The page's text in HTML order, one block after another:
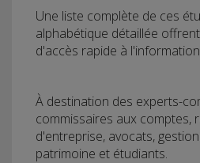
Une liste complète de ces
alphabétique détaillée
d'accès rapide à
À destination des experts-
commissaires aux comptes,
d'entreprise, avocats,
patrimoine et étudiants.